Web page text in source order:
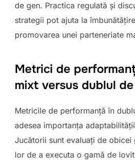
de gen. Practica regulată și
strategii pot ajuta la
promovarea unei parteneriate
Metrici de
mixt versus dublul
Metricile de performanță în
adesea importanța
Jucătorii sunt evaluați de obicei
lor de a executa o gamă de